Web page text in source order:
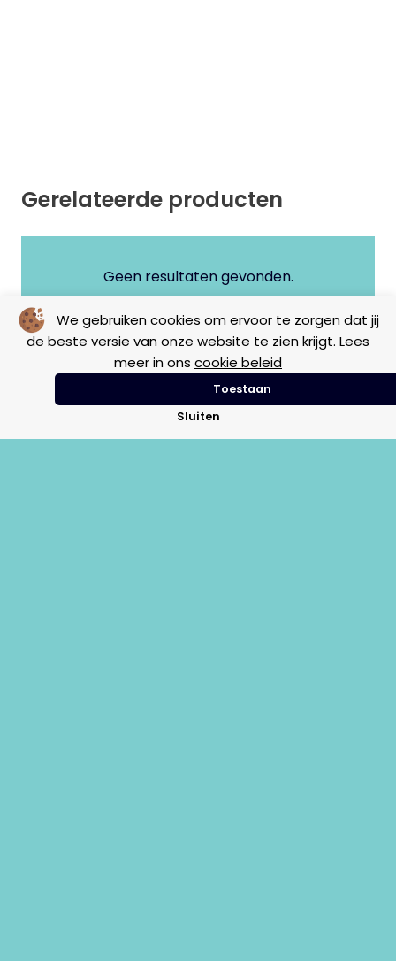
We gebruiken cookies om ervoor te zorgen dat jij
de beste versie van onze website te zien krijgt. Lees
meer in ons cookie beleid
Toestaan
Sluiten
Gerelateerde producten
Geen resultaten gevonden.